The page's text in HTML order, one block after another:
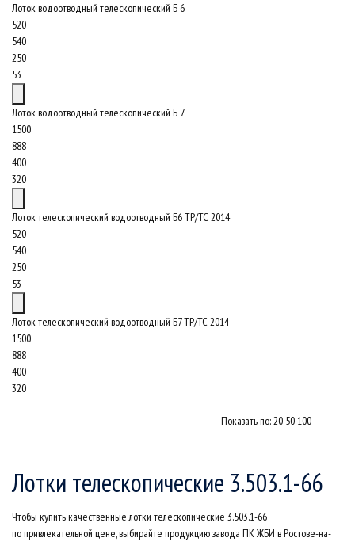
Лоток водоотводный телескопический Б 6
520
540
250
53
Лоток водоотводный телескопический Б 7
1500
888
400
320
Лоток телескопический водоотводный Б6 ТР/ТС 2014
520
540
250
53
Лоток телескопический водоотводный Б7 ТР/ТС 2014
1500
888
400
320
Показать по:20 50 100
Лотки телескопические 3.503.1-66
Чтобы купить качественные лотки телескопические 3.503.1-66
по привлекательной цене, выбирайте продукцию завода ПК ЖБИ в Ростове-на-